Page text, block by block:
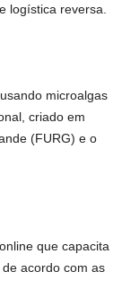
logística reversa.
microalgas
criado em
(FURG) e o
que capacita
acordo com as